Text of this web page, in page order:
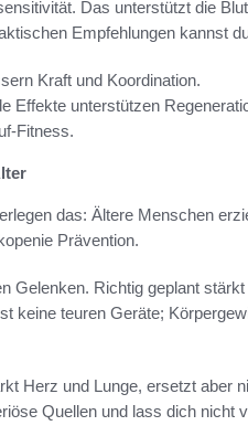
Das unterstützt die
Empfehlungen kannst
Kraft und Koordination.
Effekte unterstützen
Fitness.
das: Ältere Menschen
Prävention.
Gelenken. Richtig geplant
keine teuren Geräte;
Herz und Lunge, ersetzt aber
Quellen und lass dich nicht